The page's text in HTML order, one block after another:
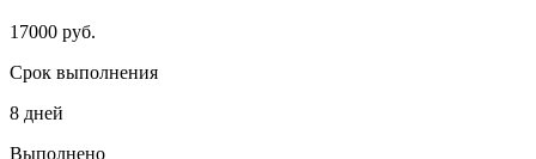
17000 руб.
Срок выполнения
8 дней
Выполнено